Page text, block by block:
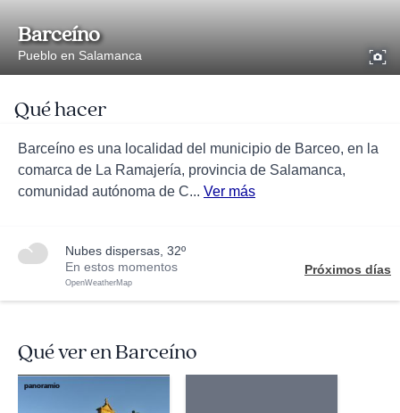
Barceíno
Pueblo en Salamanca
Qué hacer
Barceíno es una localidad del municipio de Barceo, en la
comarca de La Ramajería, provincia de Salamanca,
comunidad autónoma de C... Ver más
nubes dispersas, 32º
En estos momentos
OpenWeatherMap
Próximos días
Qué ver en Barceíno
panoramio